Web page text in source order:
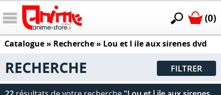
(0)
Catalogue» Recherche » Lou et l ile aux sirenes dvd
RECHERCHE FILTRER